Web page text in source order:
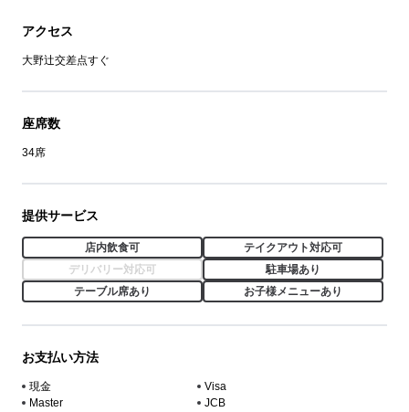
アクセス
大野辻交差点すぐ
座席数
34席
提供サービス
店内飲食可
テイクアウト対応可
デリバリー対応可
駐車場あり
テーブル席あり
お子様メニューあり
お支払い方法
現金
Visa
Master
JCB